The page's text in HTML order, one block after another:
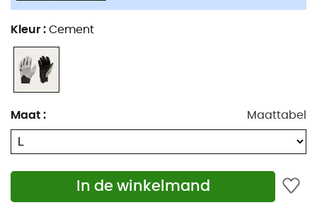
Kleur : Cement
Maat : Maattabel
In de winkelmand